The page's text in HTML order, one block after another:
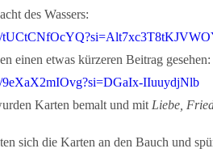
des Wassers:
einen etwas kürzeren Beitrag gesehen:
9eXaX2mIOvg?si=DGaIx-IIuuydjNlb
Karten bemalt und mit Liebe,
sich die Karten an den Bauch und